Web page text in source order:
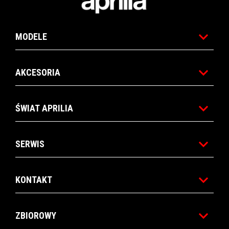
MODELE
AKCESORIA
ŚWIAT APRILIA
SERWIS
KONTAKT
ZBIOROWY